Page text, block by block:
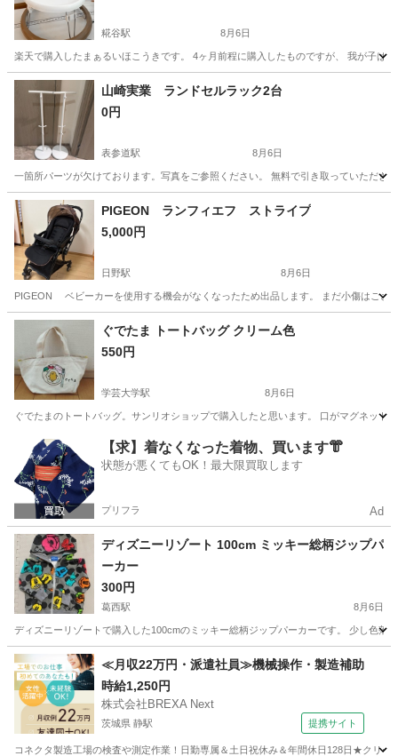
糀谷駅 8月6日
楽天で購入したまぁるいほこうきです。 4ヶ月前程に購入したものですが、 我が子は
東京 大田区 糀谷駅 ベビー用品 楽天
山崎実業 ランドセルラック2台
0円
表参道駅 8月6日
一箇所パーツが欠けております。写真をご参照ください。 無料で引き取っていただ
東京 港区 キッズ用品
PIGEON ランフィエフ ストライプ
5,000円
日野駅 8月6日
PIGEON ベビーカーを使用する機会がなくなったため出品します。 まだ小傷はござ
東京 日野市 日野駅 ベビー用品
ぐでたま トートバッグ クリーム色
550円
学芸大学駅 8月6日
ぐでたまのトートバッグ。サンリオショップで購入したと思います。 口がマグネッ
東京 世田谷区 学芸大学駅 キッズ用品 東京 世田谷区
駒沢大学駅 キッズ用品
【求】着なくなった着物、買います👘
状態が悪くてもOK！最大限買取します
プリフラ Ad
ディズニーリゾート 100cm ミッキー総柄ジップパ
ーカー
300円
葛西駅 8月6日
ディズニーリゾートで購入した100cmのミッキー総柄ジップパーカーです。 少し色
東京 江戸川区 葛西駅 キッズ用品 ミッキー
≪月収22万円・派遣社員≫機械操作・製造補助
時給1,250円
株式会社BREXA Next
茨城県 静駅 提携サイト
コネクタ製造工場の検査や測定作業！日勤専属＆土日祝休み＆年間休日128日★クリ